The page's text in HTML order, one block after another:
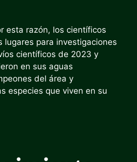
esta razón, los científicos
lugares para investigaciones
científicos de 2023 y
en sus aguas
del área y
especies que viven en su